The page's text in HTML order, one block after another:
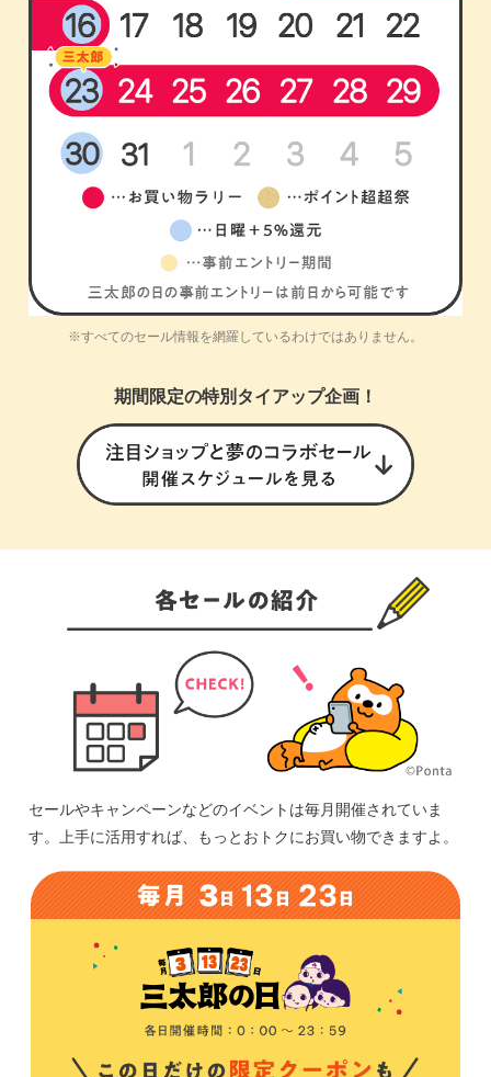
※すべてのセール情報を網羅しているわけではありません。
期間限定の特別タイアップ企画！
セールやキャンペーンなどのイベントは毎月開催されていま
す。上手に活用すれば、もっとおトクにお買い物できますよ。